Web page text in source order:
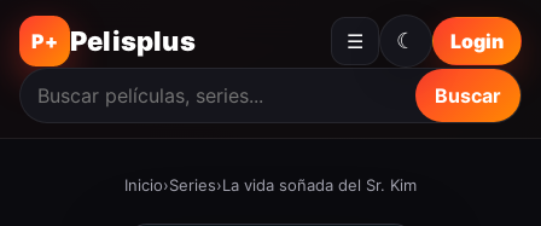
P+ Pelisplus ☰
Buscar
Login
☾
Inicio›Series›La vida soñada del Sr. Kim